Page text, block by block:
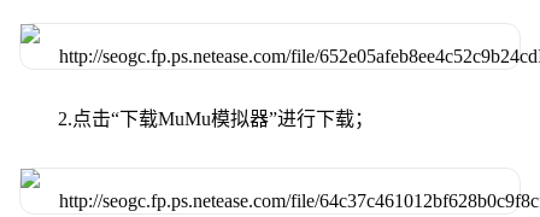
2.点击“下载MuMu模拟器”进行下载；